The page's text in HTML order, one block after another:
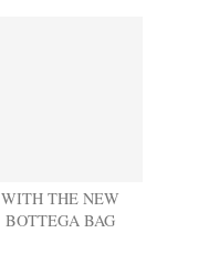
WITH THE NEW
BOTTEGA BAG